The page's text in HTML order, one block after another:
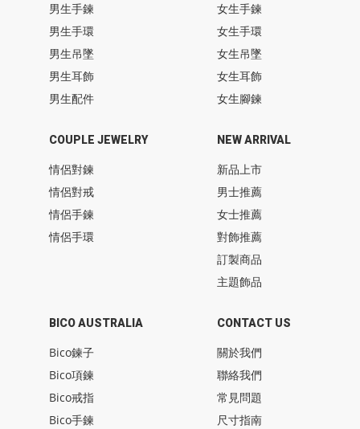
男生手鍊
男生手環
男生吊墜
男生耳飾
男生配件
女生手鍊
女生手環
女生吊墜
女生耳飾
女生腳鍊
COUPLE JEWELRY
情侶對鍊
情侶對戒
情侶手鍊
情侶手環
BICO AUSTRALIA
Bico鍊子
Bico項鍊
Bico戒指
Bico手鍊
NEW ARRIVAL
新品上市
男士推薦
女士推薦
對飾推薦
訂製商品
主題飾品
CONTACT US
關於我們
聯絡我們
常見問題
尺寸指南